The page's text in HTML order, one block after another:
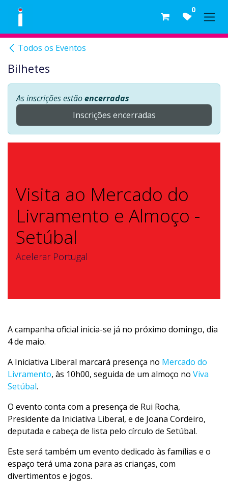
Skip to Content 0
Todos os Eventos
Bilhetes
As inscrições estãoencerradas
Inscrições encerradas
Visita ao Mercado do
Livramento e Almoço -
Setúbal
Acelerar Portugal
A campanha oficial inicia-se já no próximo domingo, dia
4 de maio.
A Iniciativa Liberal marcará presença no Mercado do
Livramento, às 10h00, seguida de um almoço no Viva
Setúbal.
O evento conta com a presença de Rui Rocha,
Presidente da Iniciativa Liberal, e de Joana Cordeiro,
deputada e cabeça de lista pelo círculo de Setúbal.
Este será também um evento dedicado às famílias e o
espaço terá uma zona para as crianças, com
divertimentos e jogos.